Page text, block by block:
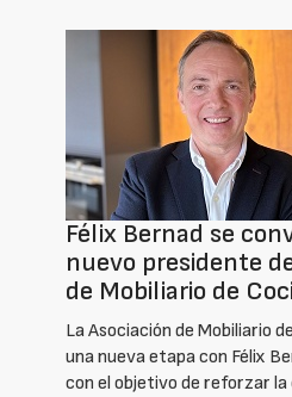
Félix Bernad se
nuevo presidente
de Mobiliario de
La Asociación de Mobiliario
una nueva etapa con Félix
con el objetivo de reforzar